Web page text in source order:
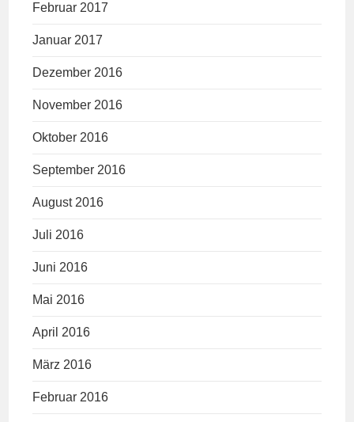
Februar 2017
Januar 2017
Dezember 2016
November 2016
Oktober 2016
September 2016
August 2016
Juli 2016
Juni 2016
Mai 2016
April 2016
März 2016
Februar 2016